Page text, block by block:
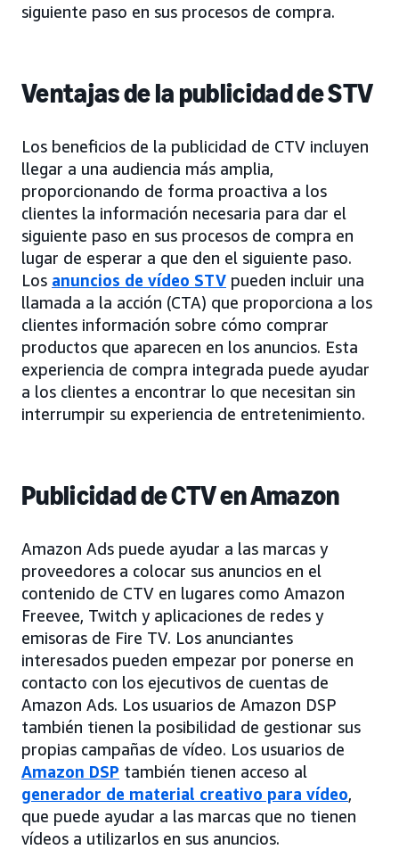
siguiente paso en sus procesos de compra.
Ventajas de la publicidad de STV
Los beneficios de la publicidad de CTV incluyen
llegar a una audiencia más amplia,
proporcionando de forma proactiva a los
clientes la información necesaria para dar el
siguiente paso en sus procesos de compra en
lugar de esperar a que den el siguiente paso.
Los anuncios de vídeo STV pueden incluir una
llamada a la acción (CTA) que proporciona a los
clientes información sobre cómo comprar
productos que aparecen en los anuncios. Esta
experiencia de compra integrada puede ayudar
a los clientes a encontrar lo que necesitan sin
interrumpir su experiencia de entretenimiento.
Publicidad de CTV en Amazon
Amazon Ads puede ayudar a las marcas y
proveedores a colocar sus anuncios en el
contenido de CTV en lugares como Amazon
Freevee, Twitch y aplicaciones de redes y
emisoras de Fire TV. Los anunciantes
interesados pueden empezar por ponerse en
contacto con los ejecutivos de cuentas de
Amazon Ads. Los usuarios de Amazon DSP
también tienen la posibilidad de gestionar sus
propias campañas de vídeo. Los usuarios de
Amazon DSP también tienen acceso al
generador de material creativo para vídeo,
que puede ayudar a las marcas que no tienen
vídeos a utilizarlos en sus anuncios.